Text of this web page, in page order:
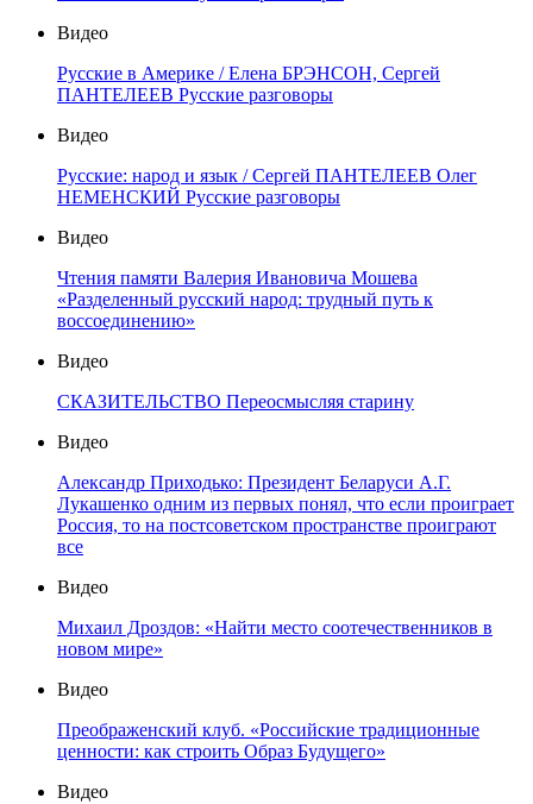
Видео
Русские в Америке / Елена БРЭНСОН, Сергей
ПАНТЕЛЕЕВ Русские разговоры
Видео
Русские: народ и язык / Сергей ПАНТЕЛЕЕВ Олег
НЕМЕНСКИЙ Русские разговоры
Видео
Чтения памяти Валерия Ивановича Мошева
«Разделенный русский народ: трудный путь к
воссоединению»
Видео
СКАЗИТЕЛЬСТВО Переосмысляя старину
Видео
Александр Приходько: Президент Беларуси А.Г.
Лукашенко одним из первых понял, что если проиграет
Россия, то на постсоветском пространстве проиграют
все
Видео
Михаил Дроздов: «Найти место соотечественников в
новом мире»
Видео
Преображенский клуб. «Российские традиционные
ценности: как строить Образ Будущего»
Видео